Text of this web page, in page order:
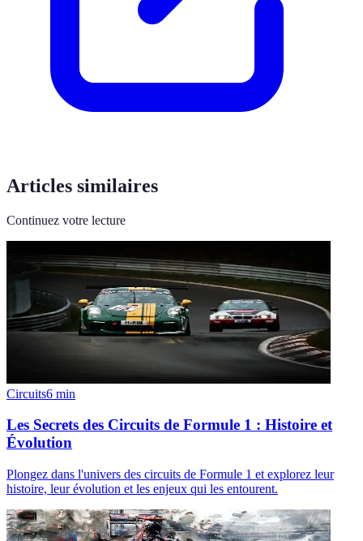
Articles similaires
Continuez votre lecture
Circuits6 min
Les Secrets des Circuits de Formule 1 : Histoire et
Évolution
Plongez dans l'univers des circuits de Formule 1 et explorez leur
histoire, leur évolution et les enjeux qui les entourent.